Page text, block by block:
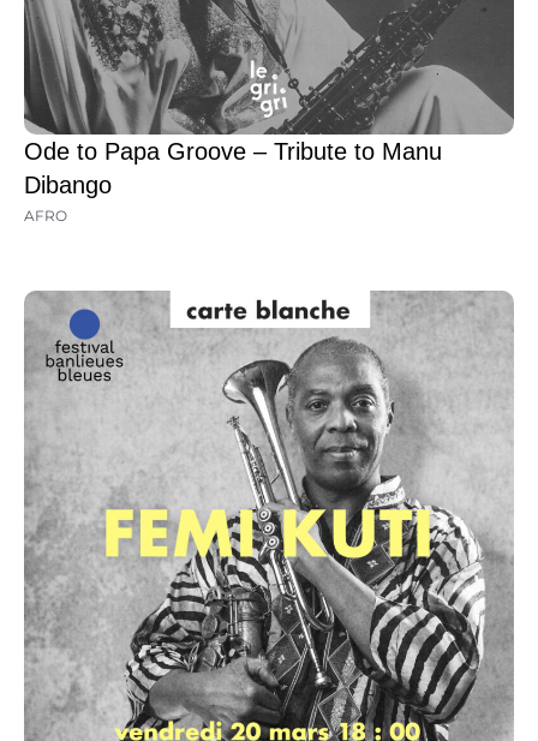
Ode to Papa Groove – Tribute to Manu
Dibango
AFRO